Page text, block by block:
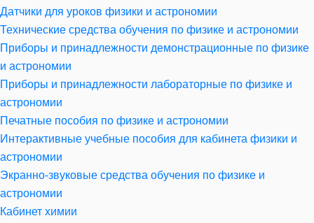
Датчики для уроков физики и астрономии
Технические средства обучения по физике и астрономии
Приборы и принадлежности демонстрационные по физике
и астрономии
Приборы и принадлежности лабораторные по физике и
астрономии
Печатные пособия по физике и астрономии
Интерактивные учебные пособия для кабинета физики и
астрономии
Экранно-звуковые средства обучения по физике и
астрономии
Кабинет химии